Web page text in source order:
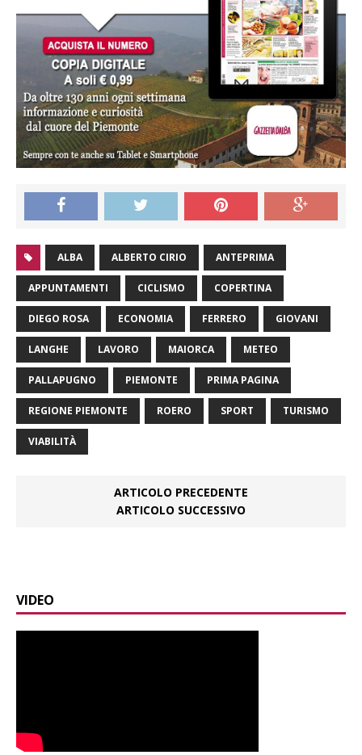
ALBA ALBERTO CIRIO ANTEPRIMA
APPUNTAMENTI CICLISMO COPERTINA
DIEGO ROSA ECONOMIA FERRERO GIOVANI
LANGHE LAVORO MAIORCA METEO
PALLAPUGNO PIEMONTE PRIMA PAGINA
REGIONE PIEMONTE ROERO SPORT TURISMO
VIABILITÀ
ARTICOLO PRECEDENTE
ARTICOLO SUCCESSIVO
VIDEO